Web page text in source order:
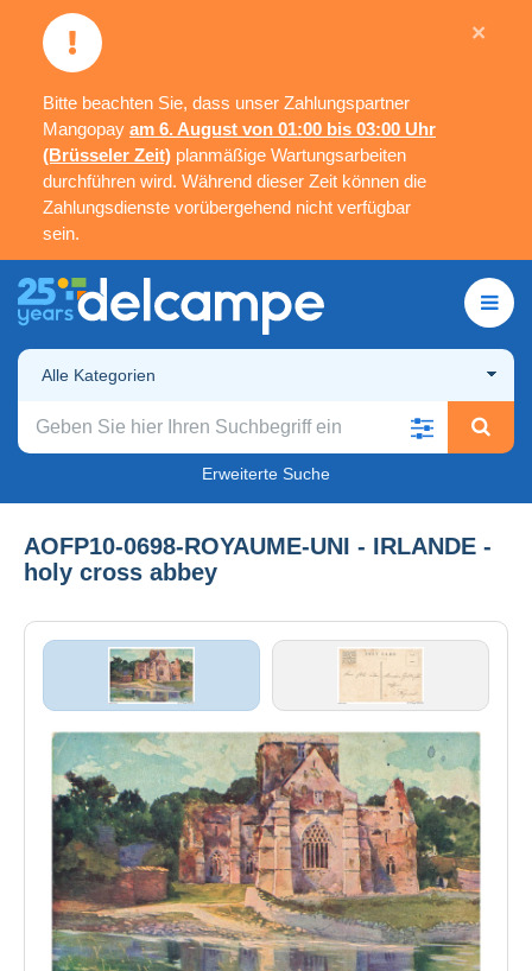
Bitte beachten Sie, dass unser Zahlungspartner
Mangopay am 6. August von 01:00 bis 03:00 Uhr
(Brüsseler Zeit) planmäßige Wartungsarbeiten
durchführen wird. Während dieser Zeit können die
Zahlungsdienste vorübergehend nicht verfügbar
sein.
×
Alle Kategorien
Erweiterte Suche
AOFP10-0698-ROYAUME-UNI - IRLANDE -
holy cross abbey